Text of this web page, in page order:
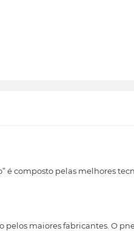
é composto pelas melhores
maiores fabricantes. O